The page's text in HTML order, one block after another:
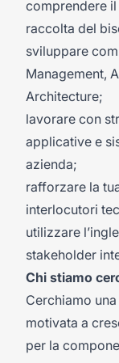
comprendere
raccolta del
sviluppare
Management,
Architecture;
lavorare con
applicative e
azienda;
rafforzare la
interlocutori
utilizzare
stakeholder
Chi stiamo
Cerchiamo
motivata a
per la